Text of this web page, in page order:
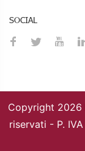
SOCIAL
Copyright 2026
riservati - P.